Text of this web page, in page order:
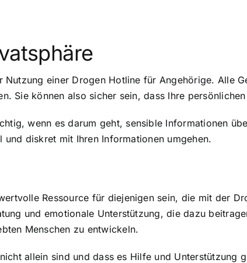
einer Drogen Hotline für Angehörige. Alle
Sie können also sicher sein, dass Ihre
wenn es darum geht, sensible Informationen
diskret mit Ihren Informationen umgehen.
Ressource für diejenigen sein, die mit der
und emotionale Unterstützung, die dazu
Menschen zu entwickeln.
allein sind und dass es Hilfe und Unterstützung